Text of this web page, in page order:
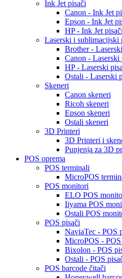
Ink Jet pisači
Canon - Ink Jet
Epson - Ink Jet
HP - Ink Jet pisači
Laserski i sublimacijski
Brother -
Canon - Laserski
HP - Laserski
Ostali - Laserski
Skeneri
Canon skeneri
Ricoh skeneri
Epson skeneri
Ostali skeneri
3D Printeri
3D Printeri i
Punjenja za 3D
POS oprema
POS terminali
MicroPOS
POS monitori
ELO POS
Iiyama POS
Ostali POS
POS pisači
NaviaTec - POS
MicroPOS - POS
Bixolon - POS
Ostali - POS
POS barcode čitači